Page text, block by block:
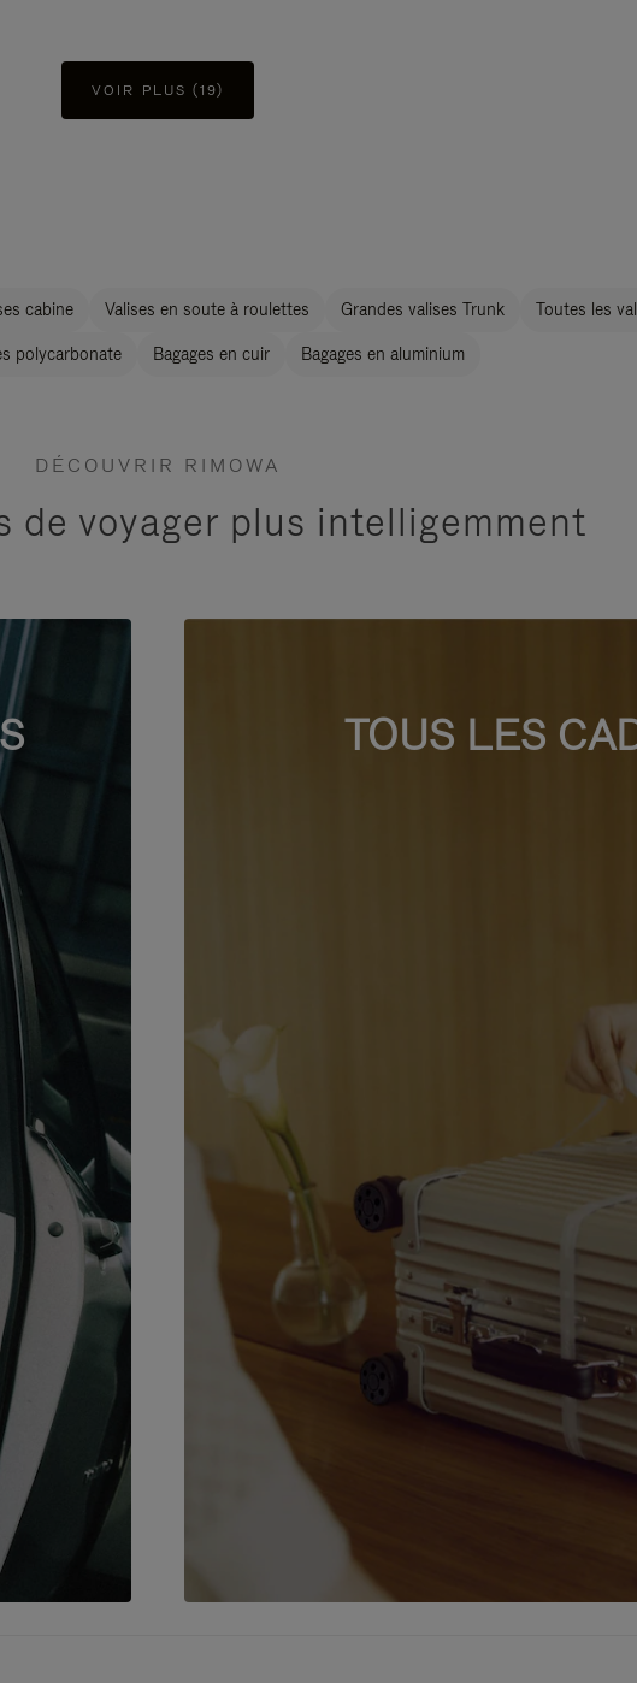
VOIR PLUS (19)
cabine Valises en soute à roulettes Grandes valises Trunk Toutes les
polycarbonate Bagages en cuir Bagages en aluminium
DÉCOUVRIR RIMOWA
de voyager plus intelligemment
TOUS LES